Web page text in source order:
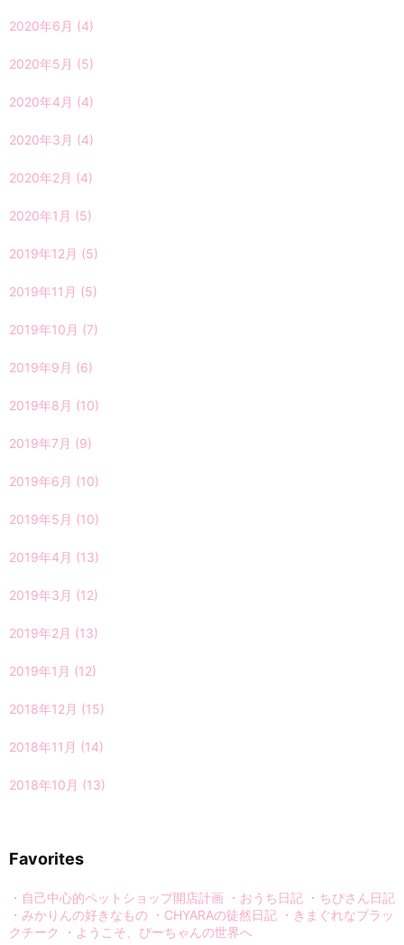
2020年6月 (4)
2020年5月 (5)
2020年4月 (4)
2020年3月 (4)
2020年2月 (4)
2020年1月 (5)
2019年12月 (5)
2019年11月 (5)
2019年10月 (7)
2019年9月 (6)
2019年8月 (10)
2019年7月 (9)
2019年6月 (10)
2019年5月 (10)
2019年4月 (13)
2019年3月 (12)
2019年2月 (13)
2019年1月 (12)
2018年12月 (15)
2018年11月 (14)
2018年10月 (13)
Favorites
・自己中心的ペットショップ開店計画 ・おうち日記 ・ちぴさん日記
・みかりんの好きなもの ・CHYARAの徒然日記 ・きまぐれなブラッ
クチーク
・ようこそ、ぴーちゃんの世界へ